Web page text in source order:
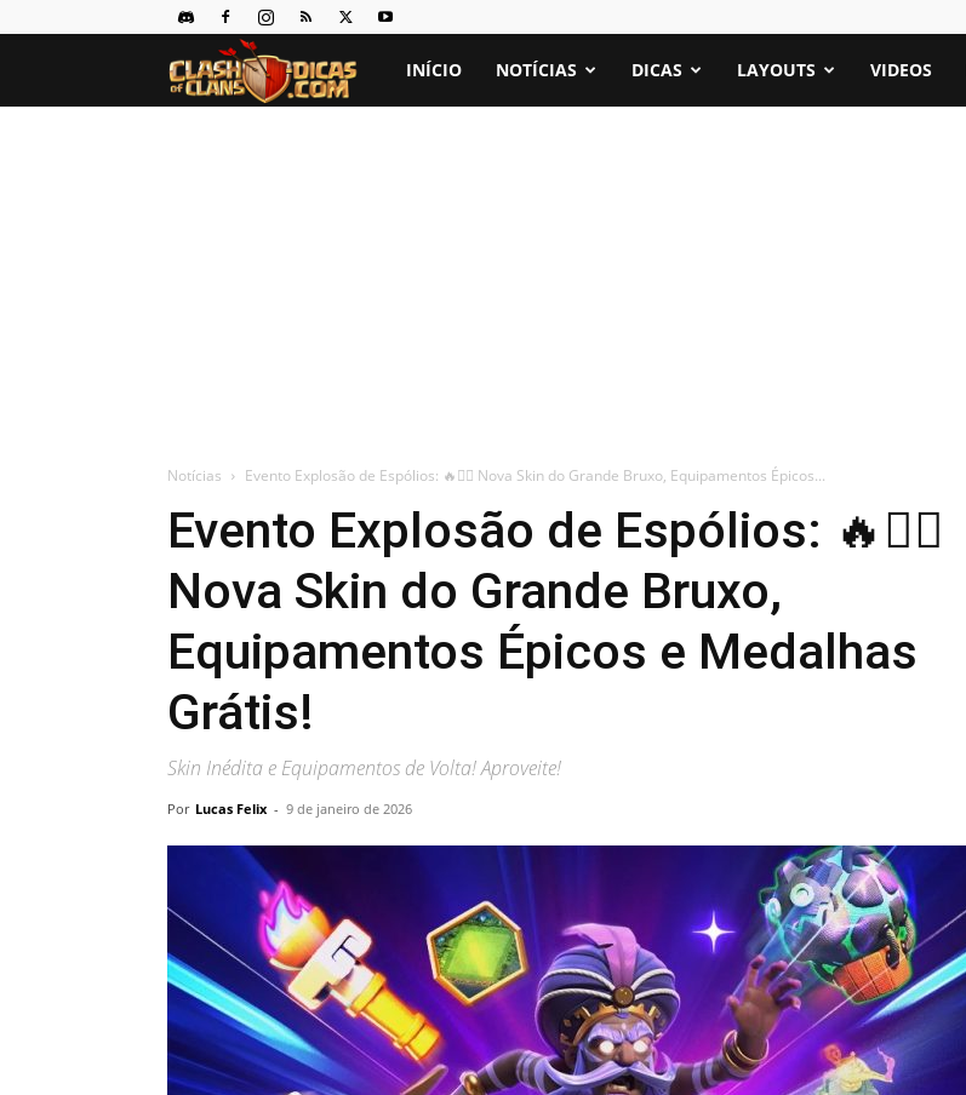
Clash
INÍCIO NOTÍCIAS DICAS LAYOUTS VIDEOS
Notícias Evento Explosão de Espólios: 🔥🧙‍♂️ Nova Skin do Grande Bruxo, Equipamentos Épicos...
Evento Explosão de Espólios: 🔥🧙‍♂️
Nova Skin do Grande Bruxo,
Equipamentos Épicos e Medalhas
Grátis!
Skin Inédita e Equipamentos de Volta! Aproveite!
Por Lucas Felix - 9 de janeiro de 2026